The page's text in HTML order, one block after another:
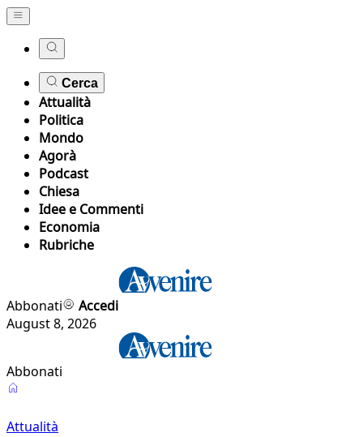
Cerca
Attualità
Politica
Mondo
Agorà
Podcast
Chiesa
Idee e Commenti
Economia
Rubriche
Abbonati
Accedi
August 8, 2026
Abbonati
Attualità